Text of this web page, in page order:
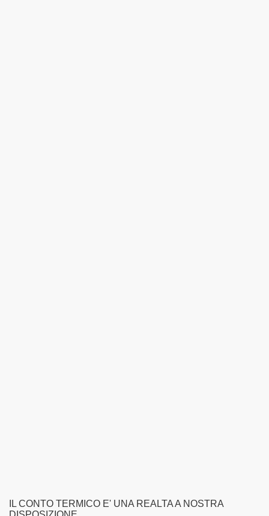
IL CONTO TERMICO E' UNA REALTA A NOSTRA